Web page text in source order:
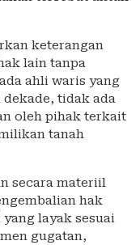
keterangan
lain tanpa
ahli waris yang
dekade, tidak ada
oleh pihak terkait
tanah
secara materiil
hak
layak sesuai
gugatan,